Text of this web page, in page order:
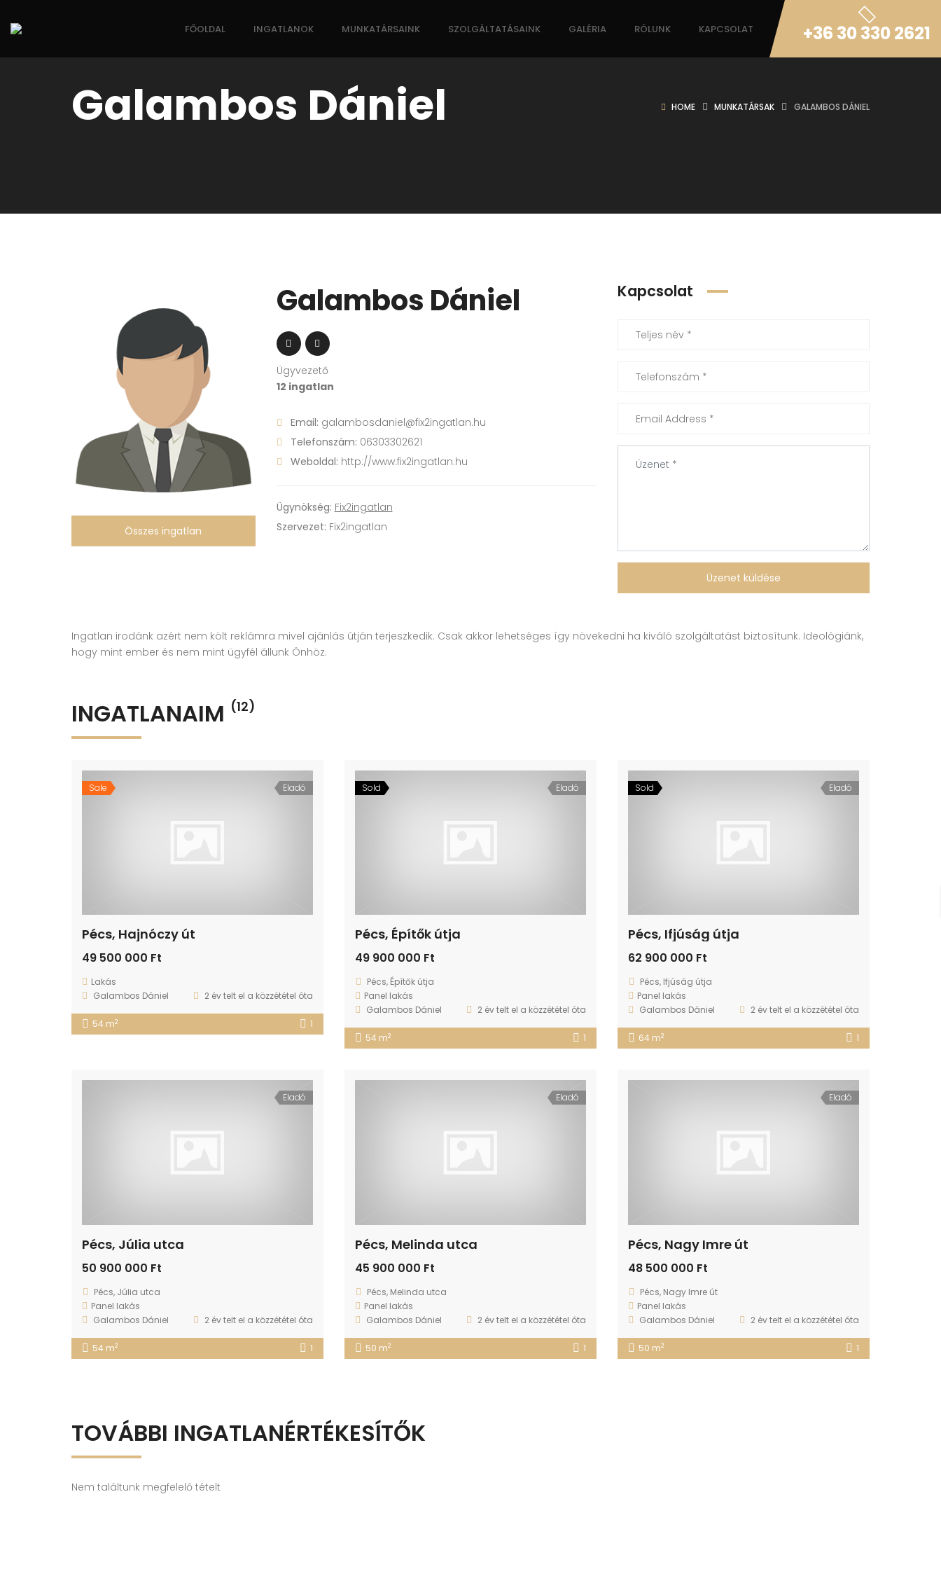
FŐOLDAL INGATLANOK MUNKATÁRSAINK SZOLGÁLTATÁSAINK GALÉRIA RÓLUNK KAPCSOLAT +36 30 330 2621
Galambos Dániel HOME MUNKATÁRSAK GALAMBOS DÁNIEL
Összes ingatlan
Galambos Dániel
Ügyvezető
12 ingatlan
Email: galambosdaniel@fix2ingatlan.hu
Telefonszám: 06303302621
Weboldal: http://www.fix2ingatlan.hu
Ügynökség: Fix2ingatlan
Szervezet: Fix2ingatlan
Kapcsolat
Üzenet küldése
Ingatlan irodánk azért nem költ reklámra mivel ajánlás útján terjeszkedik. Csak akkor lehetséges így növekedni ha kiváló szolgáltatást biztosítunk. Ideológiánk,
hogy mint ember és nem mint ügyfél állunk Önhöz.
INGATLANAIM (12)
Sale Eladó
Pécs, Hajnóczy út
49 500 000 Ft
Lakás
Galambos Dániel
2 év telt el a közzététel óta
54 m2 1
Sold Eladó
Pécs, Építők útja
49 900 000 Ft
Pécs, Építők útja
Panel lakás
Galambos Dániel
2 év telt el a közzététel óta
54 m2 1
Sold Eladó
Pécs, Ifjúság útja
62 900 000 Ft
Pécs, Ifjúság útja
Panel lakás
Galambos Dániel
2 év telt el a közzététel óta
64 m2 1
Eladó
Pécs, Júlia utca
50 900 000 Ft
Pécs, Júlia utca
Panel lakás
Galambos Dániel
2 év telt el a közzététel óta
54 m2 1
Eladó
Pécs, Melinda utca
45 900 000 Ft
Pécs, Melinda utca
Panel lakás
Galambos Dániel
2 év telt el a közzététel óta
50 m2 1
Eladó
Pécs, Nagy Imre út
48 500 000 Ft
Pécs, Nagy Imre út
Panel lakás
Galambos Dániel
2 év telt el a közzététel óta
50 m2 1
TOVÁBBI INGATLANÉRTÉKESÍTŐK
Nem találtunk megfelelő tételt